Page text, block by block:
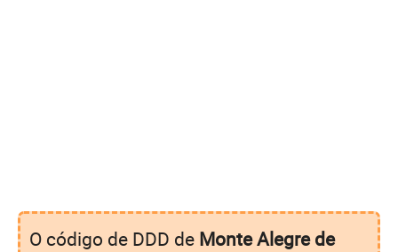
O código de DDD de Monte Alegre de